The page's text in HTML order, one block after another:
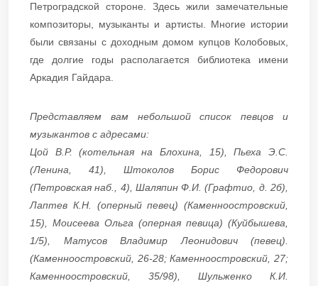
Петроградской стороне. Здесь жили замечательные
композиторы, музыканты и артисты. Многие истории
были связаны с доходным домом купцов Колобовых,
где долгие годы располагается библиотека имени
Аркадия Гайдара.
Представляем вам небольшой список певцов и
музыкантов с адресами:
Цой В.Р. (котельная на Блохина, 15), Пьеха Э.С.
(Ленина, 41), Штоколов Борис Федорович
(Петровская наб., 4), Шаляпин Ф.И. (Графтио, д. 2б),
Лаптев К.Н. (оперный певец) (Каменноостровский,
15), Моисеева Ольга (оперная певица) (Куйбышева,
1/5), Матусов Владимир Леонидович (певец).
(Каменноостровский, 26-28; Каменноостровский, 27;
Каменноостровский, 35/98), Шульженко К.И.